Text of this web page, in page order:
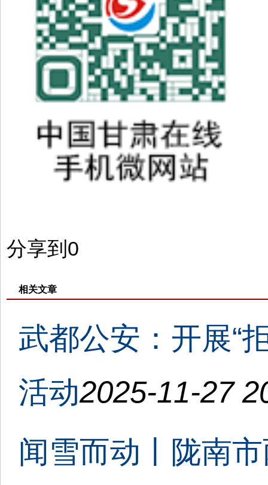
分享到 0
相关文章
武都公安：开展“
活动2025-11-27
闻雪而动丨陇南